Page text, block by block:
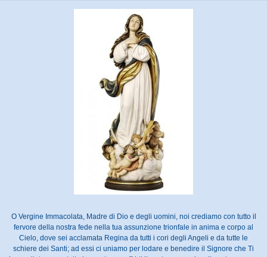
O Vergine Immacolata, Madre di Dio e degli uomini, noi crediamo con tutto il
fervore della nostra fede nella tua assunzione trionfale in anima e corpo al
Cielo, dove sei acclamata Regina da tutti i cori degli Angeli e da tutte le
schiere dei Santi; ad essi ci uniamo per lodare e benedire il Signore che Ti